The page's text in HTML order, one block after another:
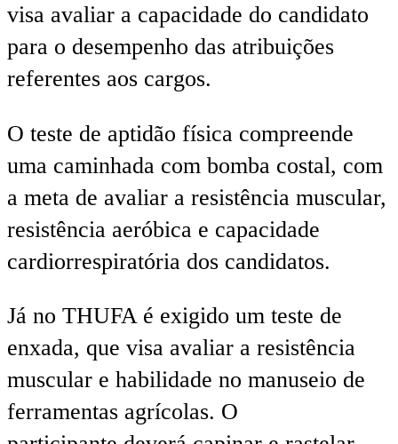
visa avaliar a capacidade do candidato
para o desempenho das atribuições
referentes aos cargos.
O teste de aptidão física compreende
uma caminhada com bomba costal, com
a meta de avaliar a resistência muscular,
resistência aeróbica e capacidade
cardiorrespiratória dos candidatos.
Já no THUFA é exigido um teste de
enxada, que visa avaliar a resistência
muscular e habilidade no manuseio de
ferramentas agrícolas. O